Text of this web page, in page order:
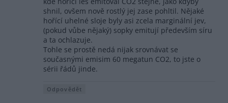
shnil, ovšem nově rostlý jej zase pohltil. Nějaké
hořící uhelné sloje byly asi zcela marginální jev,
(pokud vůbe nějaký) sopky emitují především síru
a ta ochlazuje.
Tohle se prostě nedá nijak srovnávat se
současnými emisim 60 megatun CO2, to jste o
sérii řádů jinde.
Odpovědět